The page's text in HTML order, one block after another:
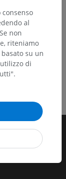
al
non
riteniamo
su un
di